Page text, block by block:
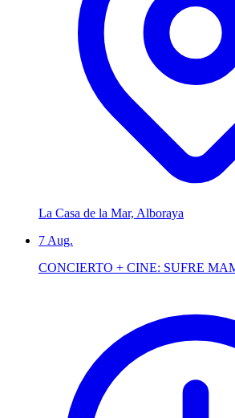
La Casa de la Mar, Alboraya
7 Aug.
CONCIERTO + CINE: SUFRE